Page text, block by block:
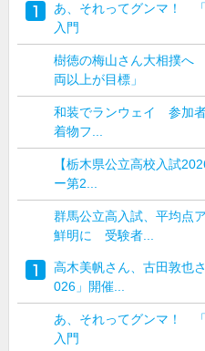
あ、それってグンマ！
入門
樹徳の梅山さん大相撲
両以上が目標」
和装でランウェイ 参加
着物フ...
【栃木県公立高校入試
ー第2...
群馬公立高入試、平均点
鮮明に 受験者...
高木美帆さん、古田敦也
026」開催...
あ、それってグンマ！
入門